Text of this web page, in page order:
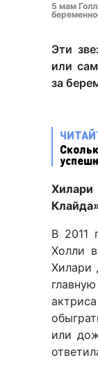
5 мам
Эти
или
за
В 2011
Холли
Хилари
или